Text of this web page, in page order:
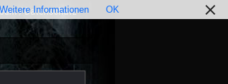
/ Datenschutz
Weitere Informationen OK